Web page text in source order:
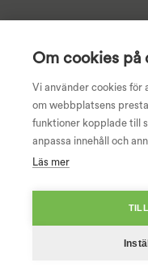
Om cookies på
Vi använder cookies för
om webbplatsens
funktioner kopplade till
anpassa innehåll och
Läs mer